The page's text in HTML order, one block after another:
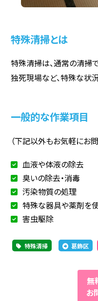
特殊清掃とは
特殊清掃は、通常の清掃
独死現場など、特殊な状
一般的な作業項目
（下記以外もお気軽にお
血液や体液の除去
臭いの除去・消毒
汚染物質の処理
特殊な器具や薬剤を
害虫駆除
特殊清掃 葛飾区
無
お